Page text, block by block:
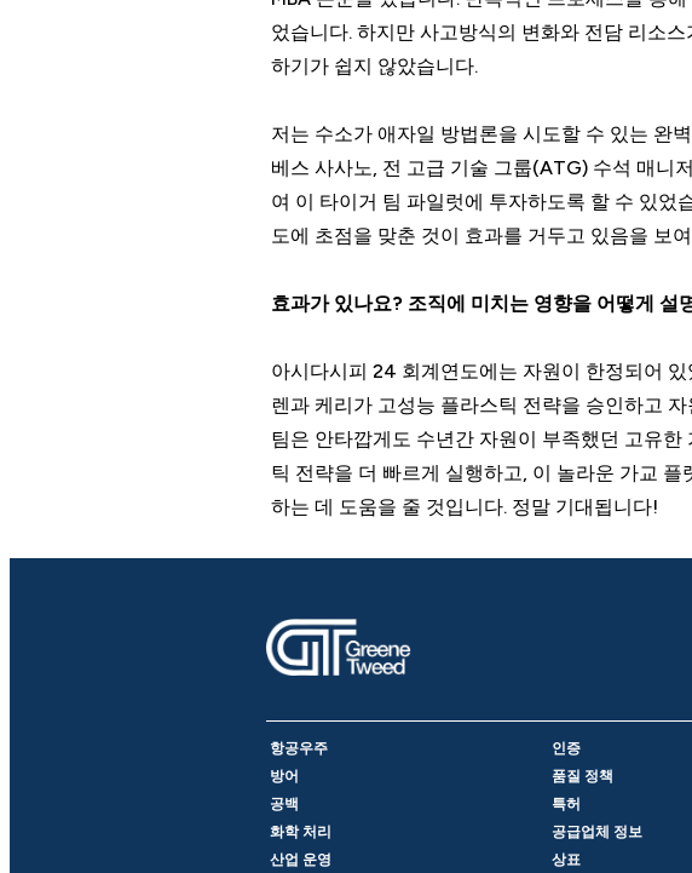
었습니다. 하지만 사고방식의 변화와 전담 리소
하기가 쉽지 않았습니다.
저는 수소가 애자일 방법론을 시도할 수 있는 완
베스 사사노, 전 고급 기술 그룹(ATG) 수석 매니
여 이 타이거 팀 파일럿에 투자하도록 할 수 있었
도에 초점을 맞춘 것이 효과를 거두고 있음을 보
효과가 있나요? 조직에 미치는 영향을 어떻게 설
아시다시피 24 회계연도에는 자원이 한정되어
렌과 케리가 고성능 플라스틱 전략을 승인하고
팀은 안타깝게도 수년간 자원이 부족했던 고유
틱 전략을 더 빠르게 실행하고, 이 놀라운 가교
하는 데 도움을 줄 것입니다. 정말 기대됩니다!
항공우주
방어
공백
화학 처리
산업 운영
인증
품질 정책
특허
공급업체 정보
상표